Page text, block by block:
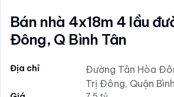
Bán nhà 4x18m 4 lầu
Đông, Q Bình Tân
Địa chỉ
Đường Tân Hòa
Trị Đông, Quận